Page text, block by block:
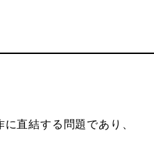
直結する問題であり、